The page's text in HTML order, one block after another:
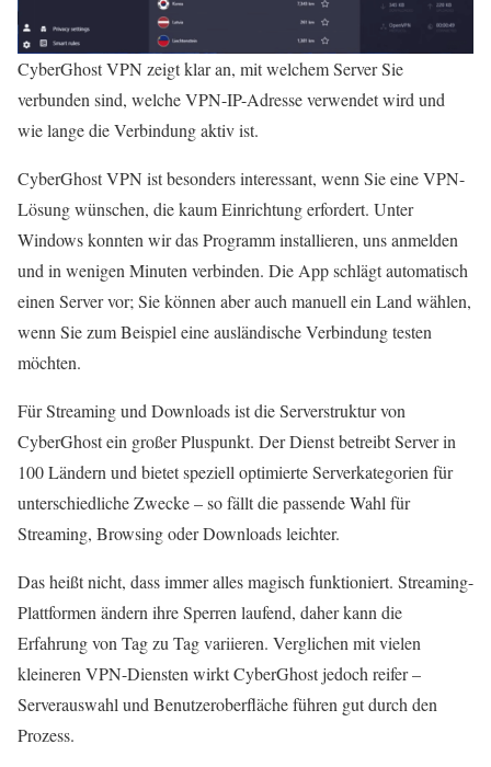
CyberGhost VPN zeigt klar an, mit welchem Server Sie
verbunden sind, welche VPN-IP-Adresse verwendet wird und
wie lange die Verbindung aktiv ist.
CyberGhost VPN ist besonders interessant, wenn Sie eine VPN-
Lösung wünschen, die kaum Einrichtung erfordert. Unter
Windows konnten wir das Programm installieren, uns anmelden
und in wenigen Minuten verbinden. Die App schlägt automatisch
einen Server vor; Sie können aber auch manuell ein Land wählen,
wenn Sie zum Beispiel eine ausländische Verbindung testen
möchten.
Für Streaming und Downloads ist die Serverstruktur von
CyberGhost ein großer Pluspunkt. Der Dienst betreibt Server in
100 Ländern und bietet speziell optimierte Serverkategorien für
unterschiedliche Zwecke – so fällt die passende Wahl für
Streaming, Browsing oder Downloads leichter.
Das heißt nicht, dass immer alles magisch funktioniert. Streaming-
Plattformen ändern ihre Sperren laufend, daher kann die
Erfahrung von Tag zu Tag variieren. Verglichen mit vielen
kleineren VPN-Diensten wirkt CyberGhost jedoch reifer –
Serverauswahl und Benutzeroberfläche führen gut durch den
Prozess.